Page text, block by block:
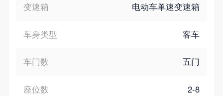
变速箱 电动车单速变速箱
车身类型 客车
车门数 五门
座位数 2-8